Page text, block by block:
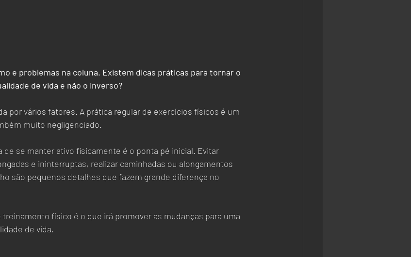
e problemas na coluna. Existem dicas práticas para tornar o
de vida e não o inverso?
por vários fatores. A prática regular de exercícios físicos é um
muito negligenciado.
de se manter ativo fisicamente é o ponta pé inicial. Evitar
e ininterruptas, realizar caminhadas ou alongamentos
são pequenos detalhes que fazem grande diferença no
físico é o que irá promover as mudanças para uma
de vida.